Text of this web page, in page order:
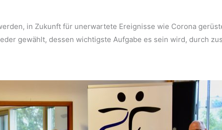
in Zukunft für unerwartete Ereignisse wie Corona
gewählt, dessen wichtigste Aufgabe es sein wird, durch